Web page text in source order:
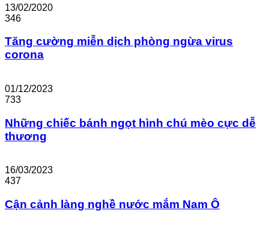
13/02/2020
346
Tăng cường miễn dịch phòng ngừa virus
corona
01/12/2023
733
Những chiếc bánh ngọt hình chú mèo cực dễ
thương
16/03/2023
437
Cận cảnh làng nghề nước mắm Nam Ô